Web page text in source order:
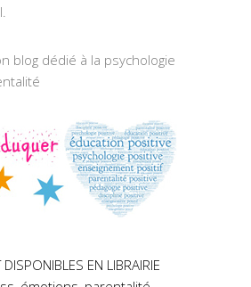
blog dédié à la psychologie
EN LIBRAIRIE